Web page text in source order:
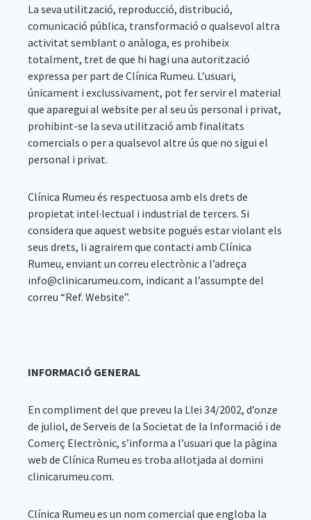
La seva utilització, reproducció, distribució,
comunicació pública, transformació o qualsevol altra
activitat semblant o anàloga, es prohibeix
totalment, tret de que hi hagi una autorització
expressa per part de Clínica Rumeu. L’usuari,
únicament i exclussivament, pot fer servir el material
que aparegui al website per al seu ús personal i privat,
prohibint-se la seva utilització amb finalitats
comercials o per a qualsevol altre ús que no sigui el
personal i privat.
Clínica Rumeu és respectuosa amb els drets de
propietat intel·lectual i industrial de tercers. Si
considera que aquest website pogués estar violant els
seus drets, li agrairem que contacti amb Clínica
Rumeu, enviant un correu electrònic a l’adreça
info@clinicarumeu.com, indicant a l’assumpte del
correu “Ref. Website”.
INFORMACIÓ GENERAL
En compliment del que preveu la Llei 34/2002, d’onze
de juliol, de Serveis de la Societat de la Informació i de
Comerç Electrònic, s’informa a l’usuari que la pàgina
web de Clínica Rumeu es troba allotjada al domini
clinicarumeu.com.
Clínica Rumeu es un nom comercial que engloba la